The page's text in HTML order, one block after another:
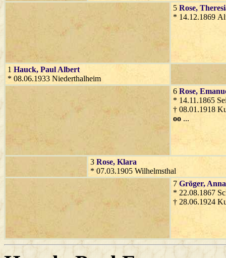
5 Rose,
* 14.12.1869
1 Hauck, Paul Albert
* 08.06.1933 Niederthalheim
6 Rose,
* 14.11.1865
† 08.01.1918
oo ...
3 Rose, Klara
* 07.03.1905 Wilhelmsthal
7 Gröger, Anna
* 22.08.1867
† 28.06.1924